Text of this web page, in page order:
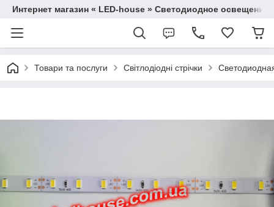
Интернет магазин « LED-house » Светодиодное освещение
Товари та послуги Світлодіодні стрічки